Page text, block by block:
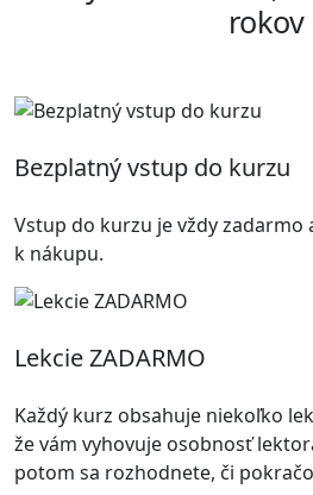
rokov
Bezplatný vstup do kurzu
Vstup do kurzu je vždy zadarmo
k nákupu.
Lekcie ZADARMO
Každý kurz obsahuje niekoľko
že vám vyhovuje osobnosť
potom sa rozhodnete, či